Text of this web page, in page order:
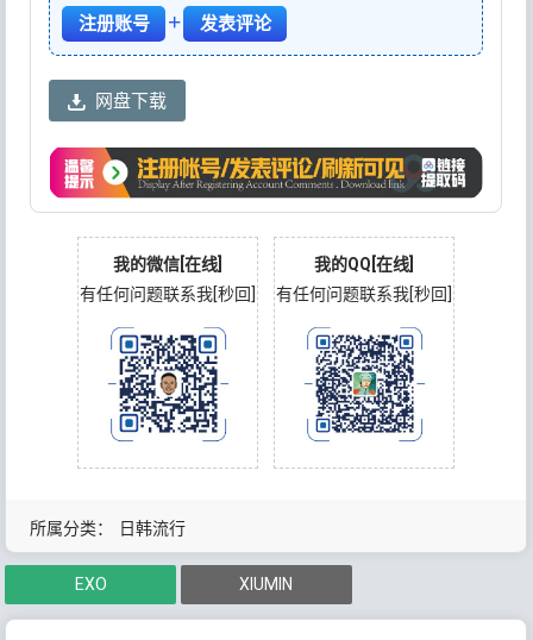
所属分类： 日韩流行
注册账号 + 发表评论
网盘下载
我的微信[在线]
有任何问题联系我[秒回]
我的QQ[在线]
有任何问题联系我[秒回]
EXO XIUMIN